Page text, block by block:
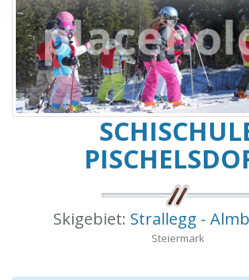
Skigebiet: Strallegg -
Steiermark